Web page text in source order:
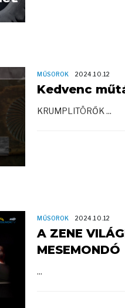
MŰSOROK 2024.10.12
Kedvenc
KRUMPLITÖRŐK ...
MŰSOROK 2024.10.12
A ZENE
MESEMONDÓ
...